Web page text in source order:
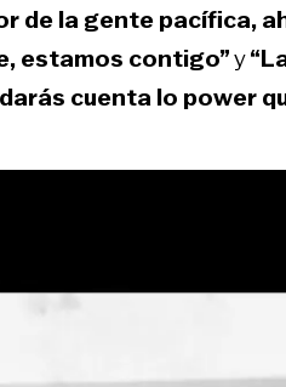
la gente pacífica,
estamos contigo”y
cuenta lo power